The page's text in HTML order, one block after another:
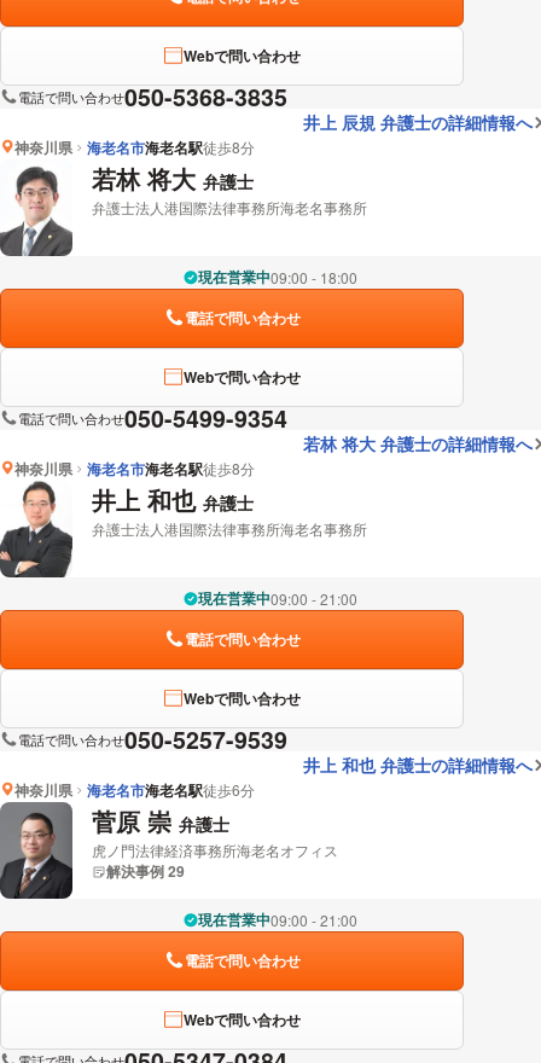
Webで問い合わせ
電話で問い合わせ050-5368-3835
井上 辰規 弁護士の詳細情報へ
神奈川県 海老名市海老名駅徒歩8分
若林 将大 弁護士
弁護士法人港国際法律事務所海老名事務所
現在営業中09:00 - 18:00
電話で問い合わせ
Webで問い合わせ
電話で問い合わせ050-5499-9354
若林 将大 弁護士の詳細情報へ
神奈川県 海老名市海老名駅徒歩8分
井上 和也 弁護士
弁護士法人港国際法律事務所海老名事務所
現在営業中09:00 - 21:00
電話で問い合わせ
Webで問い合わせ
電話で問い合わせ050-5257-9539
井上 和也 弁護士の詳細情報へ
神奈川県 海老名市海老名駅徒歩6分
菅原 崇 弁護士
虎ノ門法律経済事務所海老名オフィス
解決事例 29
現在営業中09:00 - 21:00
電話で問い合わせ
Webで問い合わせ